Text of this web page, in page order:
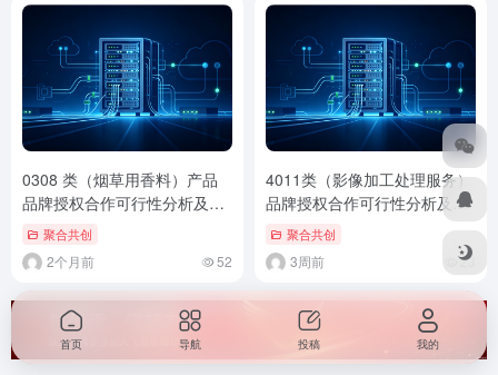
0308 类（烟草用香料）产品
品牌授权合作可行性分析及注
意事项
聚合共创
2个月前 52
4011类（影像加工处理服务）
品牌授权合作可行性分析及注
意事项（通用标准版）
聚合共创
3周前 23
首页 导航 投稿 我的